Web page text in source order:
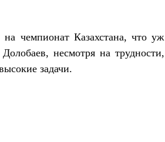
чемпионат Казахстана, что уж
несмотря на трудности,
задачи.